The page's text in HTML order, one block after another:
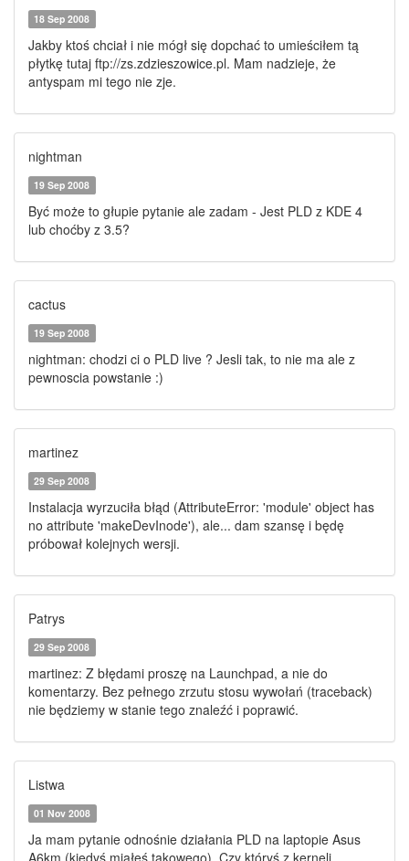
18 Sep 2008
Jakby ktoś chciał i nie mógł się dopchać to umieściłem tą
płytkę tutaj ftp://zs.zdzieszowice.pl. Mam nadzieje, że
antyspam mi tego nie zje.
nightman
19 Sep 2008
Być może to głupie pytanie ale zadam - Jest PLD z KDE 4
lub choćby z 3.5?
cactus
19 Sep 2008
nightman: chodzi ci o PLD live ? Jesli tak, to nie ma ale z
pewnoscia powstanie :)
martinez
29 Sep 2008
Instalacja wyrzuciła błąd (AttributeError: 'module' object has
no attribute 'makeDevInode'), ale... dam szansę i będę
próbował kolejnych wersji.
Patrys
29 Sep 2008
martinez: Z błędami proszę na Launchpad, a nie do
komentarzy. Bez pełnego zrzutu stosu wywołań (traceback)
nie będziemy w stanie tego znaleźć i poprawić.
Listwa
01 Nov 2008
Ja mam pytanie odnośnie działania PLD na laptopie Asus
A6km (kiedyś miałeś takowego). Czy któryś z kerneli